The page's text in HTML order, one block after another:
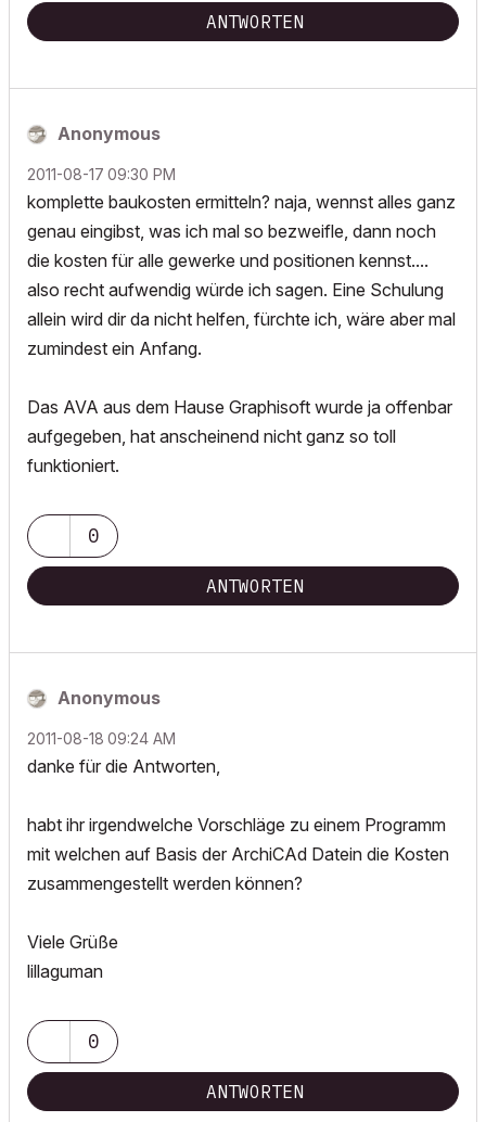
ANTWORTEN
Anonymous
‎2011-08-17 09:30 PM
komplette baukosten ermitteln? naja, wennst alles ganz
genau eingibst, was ich mal so bezweifle, dann noch
die kosten für alle gewerke und positionen kennst....
also recht aufwendig würde ich sagen. Eine Schulung
allein wird dir da nicht helfen, fürchte ich, wäre aber mal
zumindest ein Anfang.
Das AVA aus dem Hause Graphisoft wurde ja offenbar
aufgegeben, hat anscheinend nicht ganz so toll
funktioniert.
0
ANTWORTEN
Anonymous
‎2011-08-18 09:24 AM
danke für die Antworten,
habt ihr irgendwelche Vorschläge zu einem Programm
mit welchen auf Basis der ArchiCAd Datein die Kosten
zusammengestellt werden können?
Viele Grüße
lillaguman
0
ANTWORTEN